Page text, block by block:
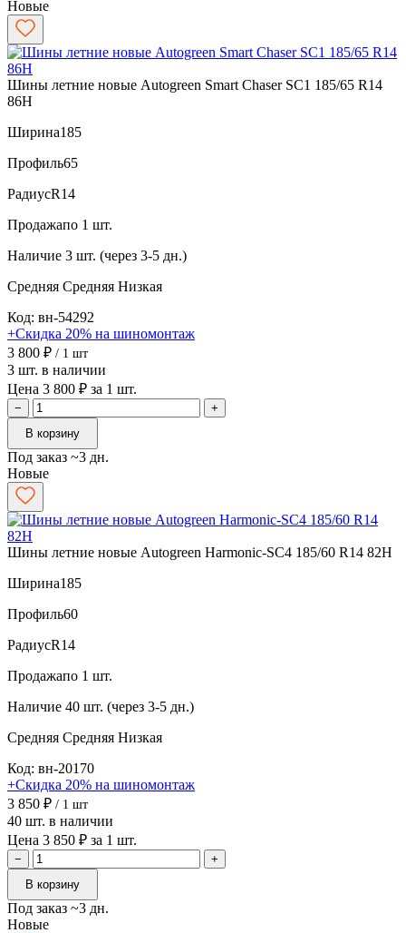
Новые
Шины летние новые Autogreen Smart Chaser SC1 185/65 R14
86H
Ширина185
Профиль65
РадиусR14
Продажапо 1 шт.
Наличие 3 шт. (через 3-5 дн.)
Средняя Средняя Низкая
Код: вн-54292
+Скидка 20% на шиномонтаж
3 800 ₽ / 1 шт
3 шт. в наличии
Цена 3 800 ₽ за 1 шт.
−
+
В корзину
Под заказ ~3 дн.
Новые
Шины летние новые Autogreen Harmonic-SC4 185/60 R14 82H
Ширина185
Профиль60
РадиусR14
Продажапо 1 шт.
Наличие 40 шт. (через 3-5 дн.)
Средняя Средняя Низкая
Код: вн-20170
+Скидка 20% на шиномонтаж
3 850 ₽ / 1 шт
40 шт. в наличии
Цена 3 850 ₽ за 1 шт.
−
+
В корзину
Под заказ ~3 дн.
Новые